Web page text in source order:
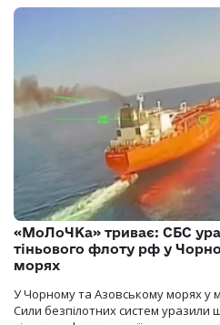
«МоЛоЧКа» триває: СБС
тіньового флоту рф у
морях
У Чорному та Азовському морях у
Сили безпілотних систем уразили